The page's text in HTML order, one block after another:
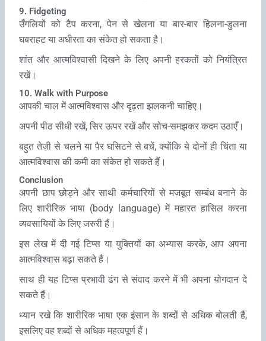
9. Fidgeting
उँगलियों को टैप करना, पेन से खेलना या बार-बार हिलना-डुलना
घबराहट या अधीरता का संकेत हो सकता है।
शांत और आत्मविश्वासी दिखने के लिए अपनी हरकतों को नियंत्रित
रखें।
10. Walk with Purpose
आपकी चाल में आत्मविश्वास और दृढ़ता झलकनी चाहिए।
अपनी पीठ सीधी रखें, सिर ऊपर रखें और सोच-समझकर कदम उठाएँ।
बहुत तेज़ी से चलने या पैर घसिटने से बचें, क्योंकि ये दोनों ही चिंता या
आत्मविश्वास की कमी का संकेत हो सकते हैं।
Conclusion
अपनी छाप छोड़ने और साथी कर्मचारियों से मजबूत सम्‍बंध बनाने के
लिए शारीरिक भाषा (body language) में महारत हासिल करना
व्‍यवसायियों के लिए जरुरी हैं।
इस लेख में दी गई टिप्‍स या युक्तियों का अभ्यास करके, आप अपना
आत्मविश्वास बढ़ा सकते हैं।
साथ ही यह टिप्‍स प्रभावी ढंग से संवाद करने में भी अपना योगदान दे
सकते हैं।
ध्‍यान रखे कि शारीरिक भाषा एक इंसान के शब्‍दों से अधिक बोलती हैं,
इसलिए वह शब्‍दों से अधिक महत्‍वपूर्ण हैं।